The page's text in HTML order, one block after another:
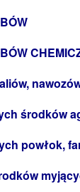
środków
powłok,